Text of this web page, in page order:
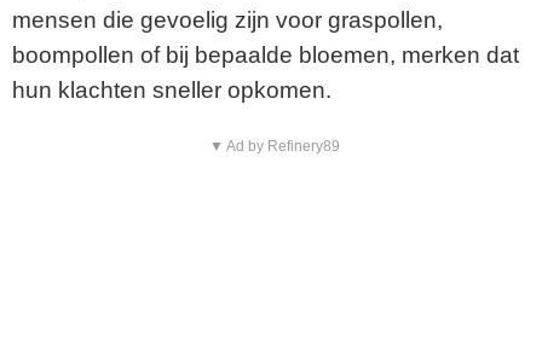
mensen die gevoelig zijn voor graspollen,
boompollen of bij bepaalde bloemen, merken dat
hun klachten sneller opkomen.
▼ Ad by Refinery89